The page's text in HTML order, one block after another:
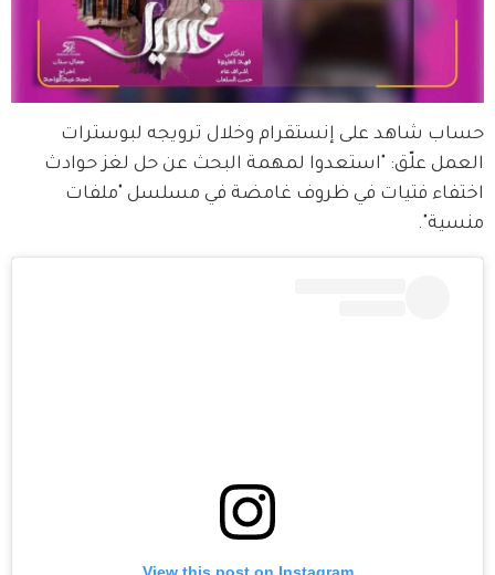
حساب شاهد على إنستقرام وخلال ترويجه لبوسترات
العمل علّق: "استعدوا لمهمة البحث عن حل لغز حوادث
اختفاء فتيات في ظروف غامضة في مسلسل "ملفات
منسية".